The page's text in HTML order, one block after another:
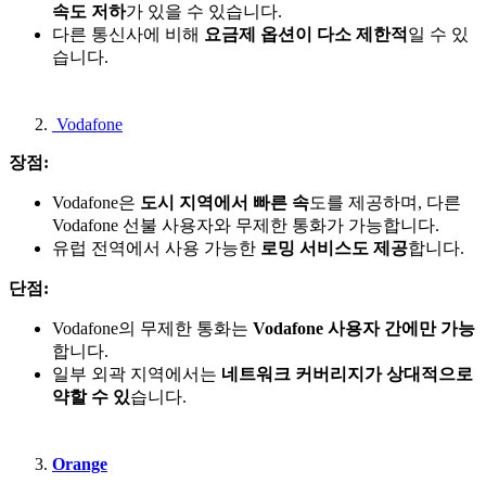
속도 저하가 있을 수 있습니다.
다른 통신사에 비해 요금제 옵션이 다소 제한적 일 수 있
습니다.
Vodafone
장점:
Vodafone은 도시 지역에서 빠른 속도를 제공하며, 다른
Vodafone 선불 사용자와 무제한 통화가 가능합니다.
유럽 전역에서 사용 가능한 로밍 서비스도 제공합니다.
단점:
Vodafone의 무제한 통화는 Vodafone 사용자 간에만 가능
합니다.
일부 외곽 지역에서는 네트워크 커버리지가 상대적으로
약할 수 있습니다.
Orange